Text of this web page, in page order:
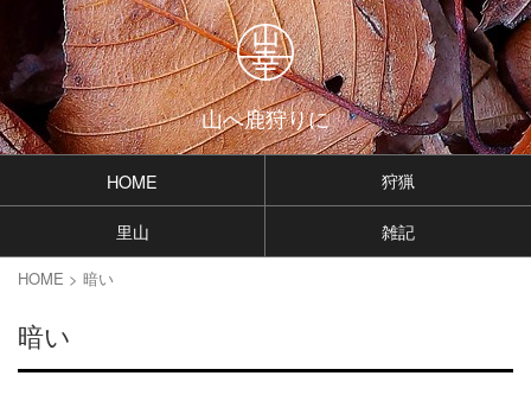
山へ鹿狩りに
HOME 狩猟
里山 雑記
HOME > 暗い
暗い